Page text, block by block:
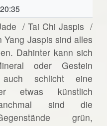
/ Tai Chi Jaspis /
Jaspis sind alles
Dahinter kann sich
oder Gestein
schlicht eine
etwas künstlich
sind die
grün,